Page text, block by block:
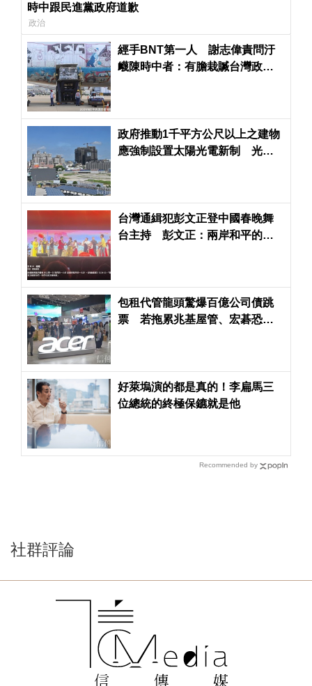
時中跟民進黨政府道歉
政治
經手BNT第一人 謝志偉責問汙
衊陳時中者：有膽栽贓台灣政
政府推動1千平方公尺以上之建物
應強制設置太陽光電新制 光電
台灣通緝犯彭文正登中國春晚舞
台主持 彭文正：兩岸和平的一
包租代管龍頭驚爆百億公司債跳
票 若拖累兆基屋管、宏碁恐淪
好萊塢演的都是真的！李扁馬三
位總統的終極保鑣就是他
Recommended by
社群評論